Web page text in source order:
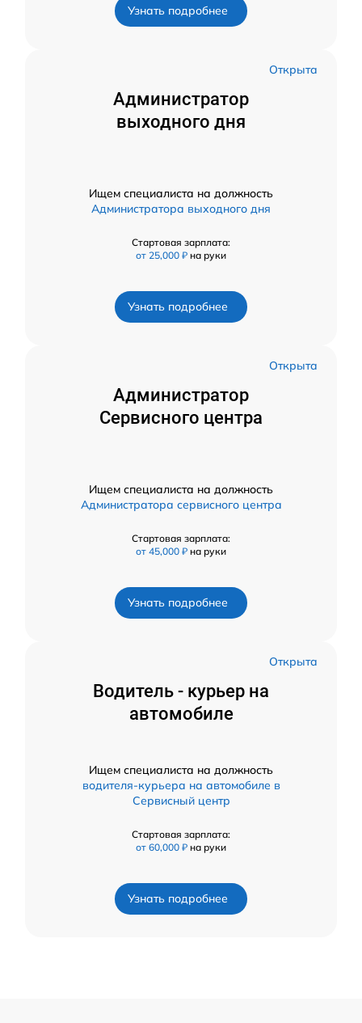
Узнать подробнее
Открыта
Администратор
выходного дня
Ищем специалиста на должность
Администратора выходного дня
Стартовая зарплата:
от 25,000 ₽ на руки
Узнать подробнее
Открыта
Администратор
Сервисного центра
Ищем специалиста на должность
Администратора сервисного центра
Стартовая зарплата:
от 45,000 ₽ на руки
Узнать подробнее
Открыта
Водитель - курьер на
автомобиле
Ищем специалиста на должность
водителя-курьера на автомобиле в
Сервисный центр
Стартовая зарплата:
от 60,000 ₽ на руки
Узнать подробнее